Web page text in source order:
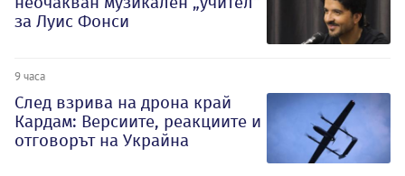
за Луис Фонси
9 часа
След взрива на дрона край
Кардам: Версиите, реакциите и
отговорът на Украйна